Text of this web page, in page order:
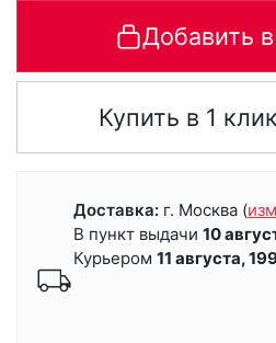
Добавить
Купить в 1 клик
Доставка: г. Москва (
В пункт выдачи 10
Курьером 11 августа,